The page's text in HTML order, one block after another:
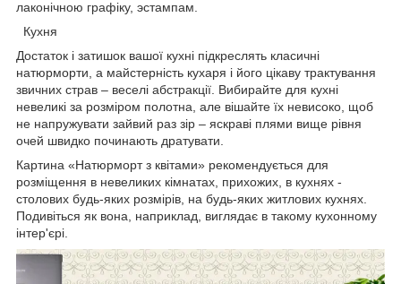
лаконічною графіку, эстампам.
Кухня
Достаток і затишок вашої кухні підкреслять класичні
натюрморти, а майстерність кухаря і його цікаву трактування
звичних страв – веселі абстракції. Вибирайте для кухні
невеликі за розміром полотна, але вішайте їх невисоко, щоб
не напружувати зайвий раз зір – яскраві плями вище рівня
очей швидко починають дратувати.
Картина «Натюрморт з квітами» рекомендується для
розміщення в невеликих кімнатах, прихожих, в кухнях -
столових будь-яких розмірів, на будь-яких житлових кухнях.
Подивіться як вона, наприклад, виглядає в такому кухонному
інтер'єрі.